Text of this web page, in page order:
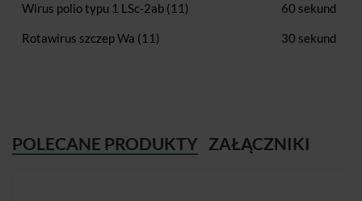
Wirus polio typu 1 LSc-2ab (11) 60 sekund
Rotawirus szczep Wa (11) 30 sekund
POLECANE PRODUKTY ZAŁĄCZNIKI